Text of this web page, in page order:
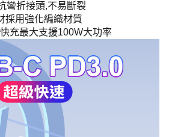
彎折接頭,不易斷裂
採用強化編織材質
充最大支援100W大功率